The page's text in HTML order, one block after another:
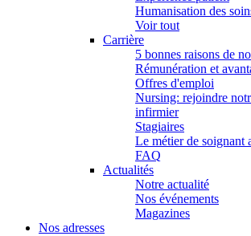
Humanisation des
Voir tout
Carrière
5 bonnes raisons de
Rémunération et
Offres d'emploi
Nursing: rejoindre
infirmier
Stagiaires
Le métier de soignant
FAQ
Actualités
Notre actualité
Nos événements
Magazines
Nos adresses